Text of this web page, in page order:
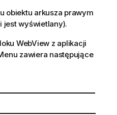
obiektu arkusza prawym
jest wyświetlany).
WebView z aplikacji
zawiera następujące